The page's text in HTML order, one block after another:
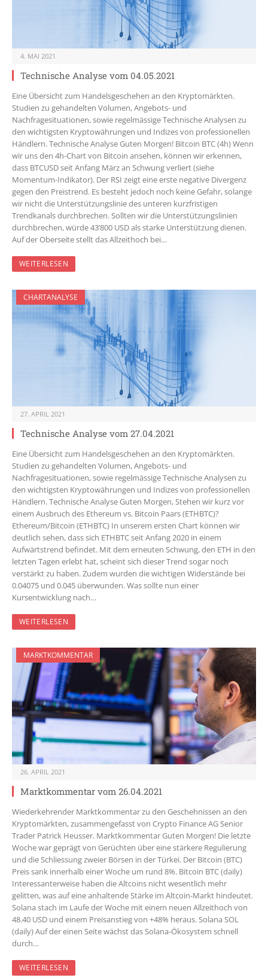
4. MAI 2021
Technische Analyse vom 04.05.2021
Eine Übersicht zum Handelsgeschehen an den Kryptomärkten.
Studien zu gehandelten Volumen, Angebots- und
Nachfragesituationen, sowie regelmässige Technische Analysen zu
den wichtigsten Kryptowährungen und Indizes von professionellen
Händlern. Technische Analyse Guten Morgen! Bitcoin BTC (4h) Wenn
wir uns den 4h-Chart von Bitcoin ansehen, können wir erkennen,
dass BTCUSD seit Anfang März an Schwung verliert (siehe
Momentum-Indikator). Der RSI zeigt eine erste negative Divergenz
gegen den Preistrend. Es besteht jedoch noch keine Gefahr, solange
wir nicht die Unterstützungslinie des unteren kurzfristigen
Trendkanals durchbrechen. Sollten wir die Unterstützungslinien
durchbrechen, würde 43’800 USD als starke Unterstützung dienen.
Auf der Oberseite stellt das Allzeithoch bei…
WEITERLESEN
CHARTANALYSE
27. APRIL 2021
Technische Analyse vom 27.04.2021
Eine Übersicht zum Handelsgeschehen an den Kryptomärkten.
Studien zu gehandelten Volumen, Angebots- und
Nachfragesituationen, sowie regelmässige Technische Analysen zu
den wichtigsten Kryptowährungen und Indizes von professionellen
Händlern. Technische Analyse Guten Morgen, Stehen wir kurz vor
einem Ausbruch des Ethereum vs. Bitcoin Paars (ETHBTC)?
Ethereum/Bitcoin (ETHBTC) In unserem ersten Chart können wir
deutlich sehen, dass sich ETHBTC seit Anfang 2020 in einem
Aufwärtstrend befindet. Mit dem erneuten Schwung, den ETH in den
letzten Tagen erlebt hat, scheint sich dieser Trend sogar noch
verstärkt zu haben. Zudem wurden die wichtigen Widerstände bei
0.04075 und 0.045 überwunden. Was sollte nun einer
Kursentwicklung nach…
WEITERLESEN
MARKTKOMMENTAR
26. APRIL 2021
Marktkommentar vom 26.04.2021
Wiederkehrender Marktkommentar zu den Geschehnissen an den
Kryptomärkten, zusammengefasst von Crypto Finance AG Senior
Trader Patrick Heusser. Marktkommentar Guten Morgen! Die letzte
Woche war geprägt von Gerüchten über eine stärkere Regulierung
und die Schliessung zweier Börsen in der Türkei. Der Bitcoin (BTC)
Preis sank innerhalb einer Woche um rund 8%. Bitcoin BTC (daily)
Interessanterweise haben die Altcoins nicht wesentlich mehr
gelitten, was auf eine anhaltende Stärke im Altcoin-Markt hindeutet.
Solana stach im Laufe der Woche mit einem neuen Allzeithoch von
48.40 USD und einem Preisanstieg von +48% heraus. Solana SOL
(daily) Auf der einen Seite wächst das Solana-Ökosystem schnell
durch…
WEITERLESEN